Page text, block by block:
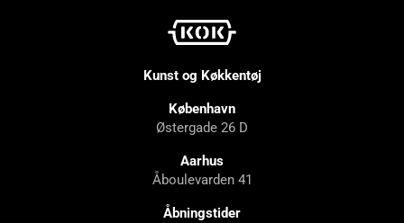
Kunst og Køkkentøj
København
Østergade 26 D
Aarhus
Åboulevarden 41
Åbningstider